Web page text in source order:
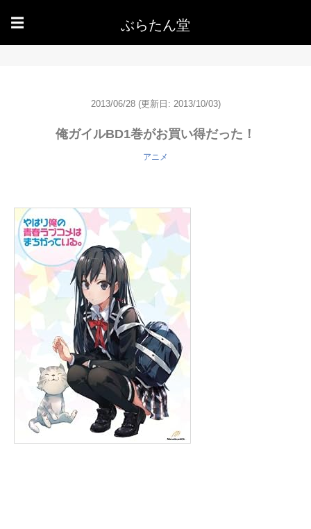
☰ ぶらたん堂
2013/06/28 (更新日: 2013/10/03)
俺ガイルBD1巻がお買い得だった！
アニメ